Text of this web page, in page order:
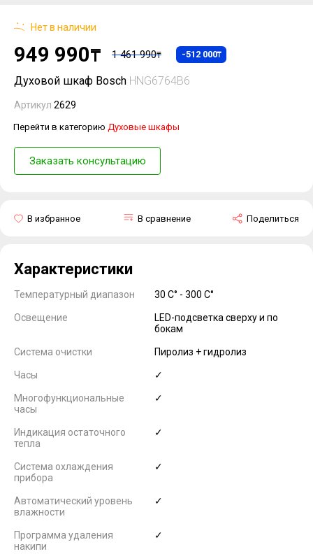
Духовой шкаф Bosch HNG6764B6
Артикул 2629
Перейти в категорию Духовые шкафы
Заказать консультацию
Поделиться
В сравнение
В избранное
Нет в наличии
949 990₸ 1 461 990₸ -512 000₸
Характеристики
Температурный диапазон 30 C° - 300 C°
Освещение
LED-подсветка сверху и по
бокам
Система очистки Пиролиз + гидролиз
Часы ✓
Многофункциональные
часы
✓
Индикация остаточного
тепла
✓
Система охлаждения
прибора
✓
Автоматический уровень
влажности
✓
Программа удаления
накипи
✓